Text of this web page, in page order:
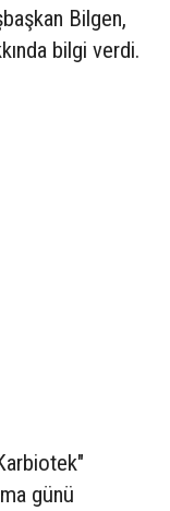
Bilgen,
bilgi verdi.
günü